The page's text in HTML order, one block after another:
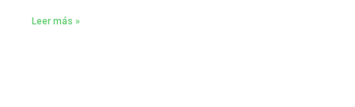
Leer más »